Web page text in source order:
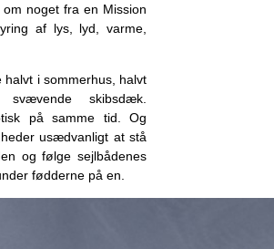
noget fra en Mission
af lys, lyd, varme,
i sommerhus, halvt
skibsdæk.
på samme tid. Og
usædvanligt at stå
og følge sejlbådenes
fødderne på en.